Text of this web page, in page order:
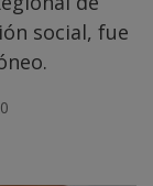
social, fue